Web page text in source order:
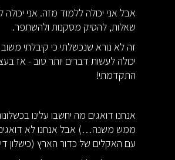
אבל אני יכולה ללמוד מזה. אני יכולה
שאלות, להסיק מסקנות ולהשתפר.
זה לא נורא שנכשלתי כי קיבלתי
יכולה לעשות דברים יותר טוב - אז
התקדמתי!
אנחנו דואגים מה יחשבו עלינו
ממש משנה…) אבל אנחנו לא
עם האקלים של כדור הארץ (כישלון